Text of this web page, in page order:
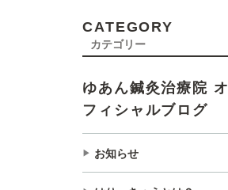
CATEGORY
カテゴリー
ゆあん鍼灸治療院 オ
フィシャルブログ
お知らせ